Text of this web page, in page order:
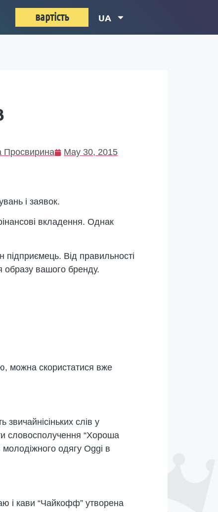
вартість UA
Просвирина May 30, 2015
і заявок.
вкладення. Однак
підприємець. Від правильності
вашого бренду.
можна скористатися вже
слів у
словосполучення “Хороша
одягу Oggi в
і кави “Чайкофф” утворена